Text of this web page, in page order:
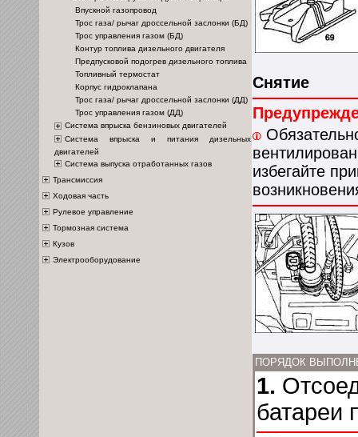
Впускной газопровод
Трос газа/ рычаг дроссельной заслонки (БД)
Трос управления газом (БД)
Контур топлива дизельного двигателя
Предпусковой подогрев дизельного топлива
Топливный термостат
Корпус гидроклапана
Трос газа/ рычаг дроссельной заслонки (ДД)
Трос управления газом (ДД)
Система впрыска бензиновых двигателей
Система впрыска и питания дизельных
двигателей
Система выпуска отработанных газов
Трансмиссия
Ходовая часть
Рулевое управление
Тормозная система
Кузов
Электрооборудование
Снятие
избегайте
ПОРЯДОК
1.
батареи